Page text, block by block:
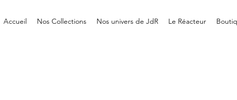
Accueil Nos Collections Nos univers de JdR Le Réacteur